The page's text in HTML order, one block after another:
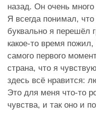
назад. Он очень
Я всегда понимал,
буквально я перешёл
какое-то время
самого первого
страна, что я
здесь всё нравится:
Это для меня что-то
чувства, и так оно и